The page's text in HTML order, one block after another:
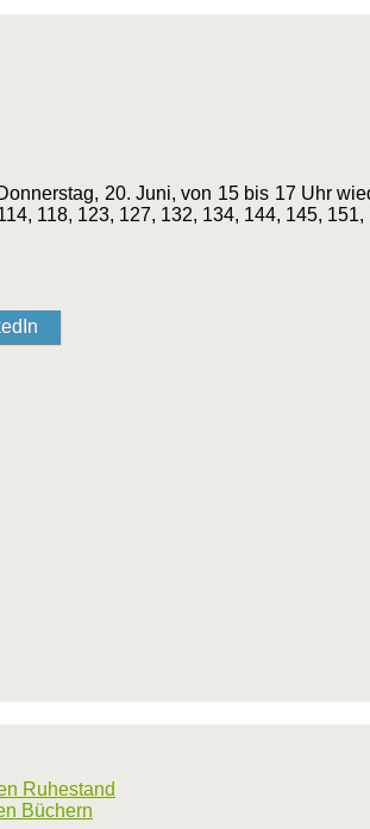
20. Juni, von 15 bis 17 Uhr
118, 123, 127, 132, 134, 144, 145,
Ruhestand
Büchern